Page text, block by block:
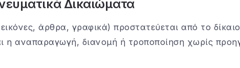
Δικαιώματα
άρθρα, γραφικά) προστατεύεται από το
η αναπαραγωγή, διανομή ή τροποποίηση χωρίς